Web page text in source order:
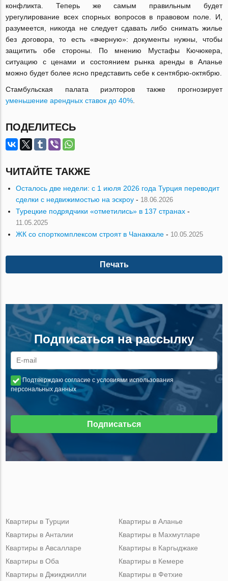
конфликта. Теперь же самым правильным будет
урегулирование всех спорных вопросов в правовом поле. И,
разумеется, никогда не следует сдавать либо снимать жилье
без договора, то есть «вчерную»: документы нужны, чтобы
защитить обе стороны. По мнению Мустафы Кючюкера,
ситуацию с ценами и состоянием рынка аренды в Аланье
можно будет более ясно представить себе к сентябрю-октябрю.
Стамбульская палата риэлторов также прогнозирует
уменьшение арендных ставок до 40%
ПОДЕЛИТЕСЬ
ЧИТАЙТЕ ТАКЖЕ
Осталось две недели: с 1 июля 2026 года Турция переводит
сделки с недвижимостью на эскроу - 18.06.2026
Турецкие подрядчики «отметились» в 137 странах -
11.05.2025
ЖК со спорткомплексом строят в Чанаккале - 10.05.2025
Печать
Подписаться на рассылку
Подтверждаю согласие с условиями использования
персональных данных
Подписаться
Квартиры в Турции
Квартиры в Анталии
Квартиры в Авсалларе
Квартиры в Оба
Квартиры в Джикджилли
Квартиры в Аланье
Квартиры в Махмутларе
Квартиры в Каргыджаке
Квартиры в Кемере
Квартиры в Фетхие